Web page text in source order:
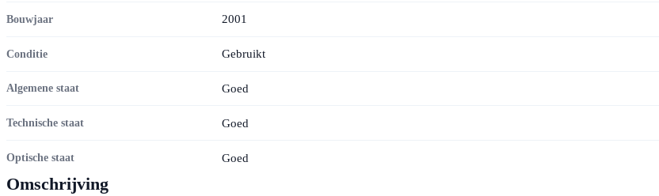
Bouwjaar 2001
Conditie Gebruikt
Algemene staat Goed
Technische staat Goed
Optische staat Goed
Omschrijving